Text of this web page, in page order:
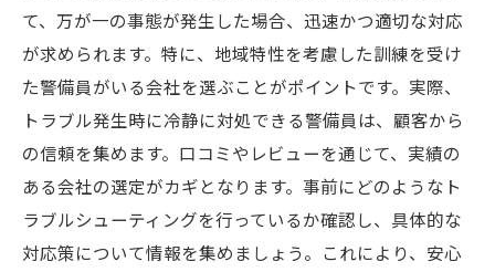
て、万が一の事態が発生した場合、迅速かつ適切な対応
が求められます。特に、地域特性を考慮した訓練を受け
た警備員がいる会社を選ぶことがポイントです。実際、
トラブル発生時に冷静に対処できる警備員は、顧客から
の信頼を集めます。口コミやレビューを通じて、実績の
ある会社の選定がカギとなります。事前にどのようなト
ラブルシューティングを行っているか確認し、具体的な
対応策について情報を集めましょう。これにより、安心